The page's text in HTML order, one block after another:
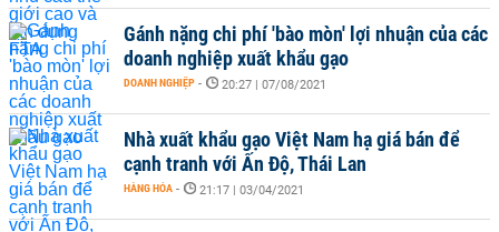
Gánh nặng chi phí 'bào mòn' lợi nhuận của các
doanh nghiệp xuất khẩu gạo
DOANH NGHIỆP - 20:27 | 07/08/2021
Nhà xuất khẩu gạo Việt Nam hạ giá bán để
cạnh tranh với Ấn Độ, Thái Lan
HÀNG HÓA - 21:17 | 03/04/2021